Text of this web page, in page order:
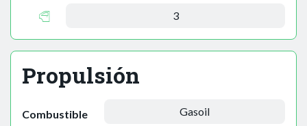
3
Propulsión
Combustible Gasoil